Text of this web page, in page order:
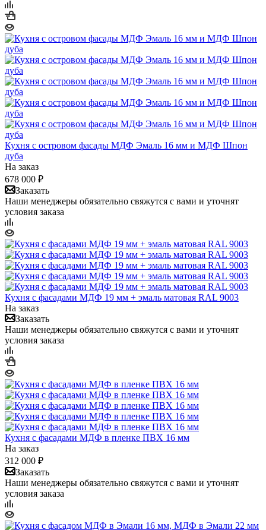
Кухня с островом фасады МДФ Эмаль 16 мм и МДФ Шпон
дуба
На заказ
678 000 ₽
Заказать
Наши менеджеры обязательно свяжутся с вами и уточнят
условия заказа
Кухня с фасадами МДФ 19 мм + эмаль матовая RAL 9003
На заказ
Заказать
Наши менеджеры обязательно свяжутся с вами и уточнят
условия заказа
Кухня с фасадами МДФ в пленке ПВХ 16 мм
На заказ
312 000 ₽
Заказать
Наши менеджеры обязательно свяжутся с вами и уточнят
условия заказа